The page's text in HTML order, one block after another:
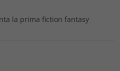
la prima fiction fantasy